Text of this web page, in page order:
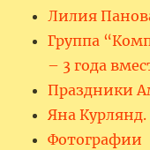
Лилия
Группа
– 3 года
Праздники
Яна Курлянд.
Фотографии